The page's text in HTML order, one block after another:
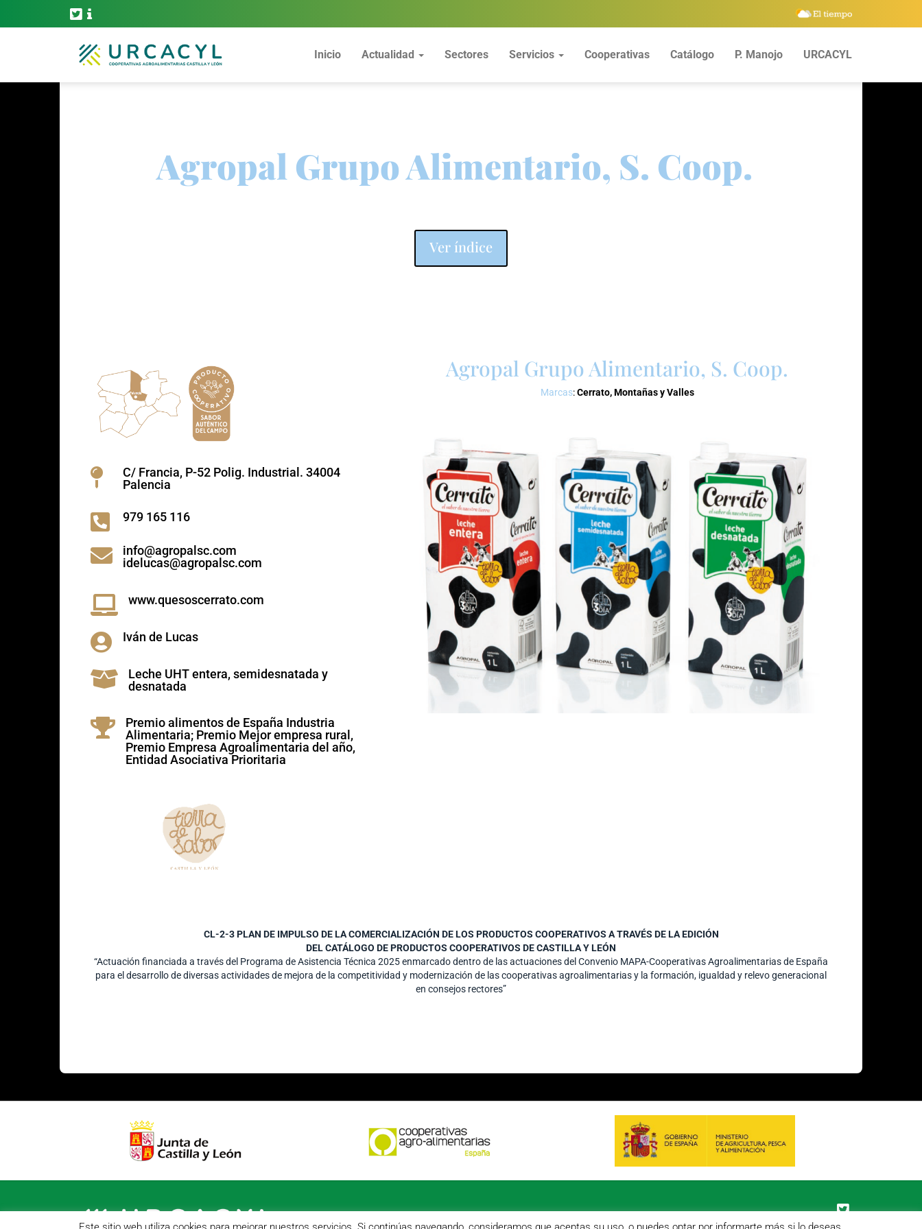
Inicio Actualidad Sectores Servicios Cooperativas Catálogo P. Manojo URCACYL
Agropal Grupo Alimentario, S. Coop.
Ver índice

C/ Francia, P-52 Polig. Industrial. 34004
Palencia
 979 165 116

info@agropalsc.com
idelucas@agropalsc.com
 www.quesoscerrato.com
 Iván de Lucas

Leche UHT entera, semidesnatada y
desnatada

Premio alimentos de España Industria
Alimentaria; Premio Mejor empresa rural,
Premio Empresa Agroalimentaria del año,
Entidad Asociativa Prioritaria
Agropal Grupo Alimentario, S. Coop.
Marcas:Cerrato, Montañas y Valles
CL-2-3 PLAN DE IMPULSO DE LA COMERCIALIZACIÓN DE LOS PRODUCTOS COOPERATIVOS A TRAVÉS DE LA EDICIÓN
DEL CATÁLOGO DE PRODUCTOS COOPERATIVOS DE CASTILLA Y LEÓN
“Actuación financiada a través del Programa de Asistencia Técnica 2025 enmarcado dentro de las actuaciones del Convenio MAPA-Cooperativas Agroalimentarias de España
para el desarrollo de diversas actividades de mejora de la competitividad y modernización de las cooperativas agroalimentarias y la formación, igualdad y relevo generacional
en consejos rectores”
C/ Hípica, 1, entreplanta - 47007 Valladolid